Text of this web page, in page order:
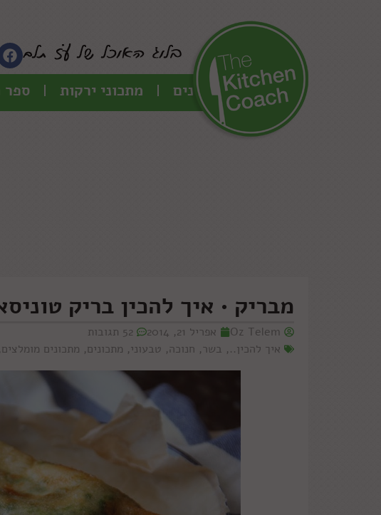
כל המתכונים מתכוני ירקות ספר
מבריק • איך להכין בריק
Oz Telem אפריל 21, 2014
52 תגובות
איך להכין.., בשר, חנוכה, טבעוני, מתכונים, מתכונים מומלצים